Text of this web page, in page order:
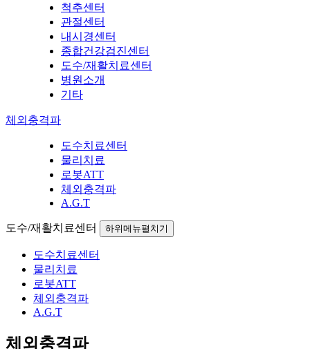
척추센터
관절센터
내시경센터
종합건강검진센터
도수/재활치료센터
병원소개
기타
체외충격파
도수치료센터
물리치료
로봇ATT
체외충격파
A.G.T
도수/재활치료센터 하위메뉴펼치기
도수치료센터
물리치료
로봇ATT
체외충격파
A.G.T
체외충격파